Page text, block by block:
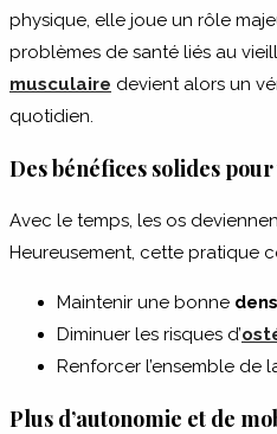
physique, elle joue un rôle
problèmes de santé liés au
musculaire devient alors un
quotidien.
Des bénéfices solides pour
Avec le temps, les os
Heureusement, cette pratique
Maintenir une bonne
Diminuer les risques d’
Renforcer l’ensemble de
Plus d’autonomie et de